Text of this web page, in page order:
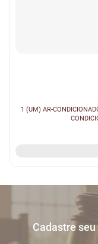
1 (UM) AR-
Cadastre